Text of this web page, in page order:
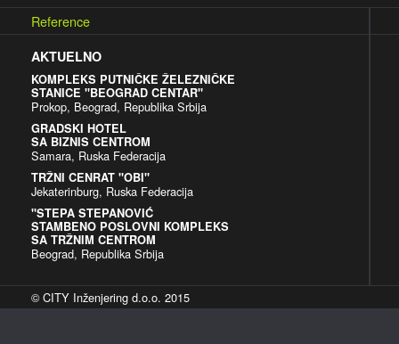
Reference
AKTUELNO
KOMPLEKS PUTNIČKE ŽELEZNIČKE
STANICE "BEOGRAD CENTAR"
Prokop, Beograd, Republika Srbija
GRADSKI HOTEL
SA BIZNIS CENTROM
Samara, Ruska Federacija
TRŽNI CENRAT "OBI"
Jekaterinburg, Ruska Federacija
"STEPA STEPANOVIĆ
STAMBENO POSLOVNI KOMPLEKS
SA TRŽNIM CENTROM
Beograd, Republika Srbija
© CITY Inženjering d.o.o. 2015